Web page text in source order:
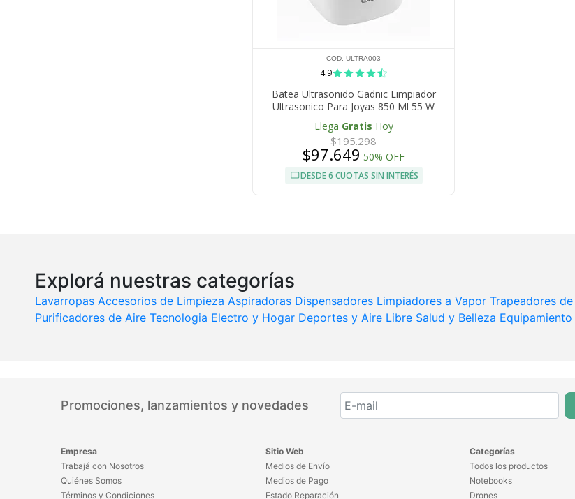
COD. ULTRA003
4.9
Batea Ultrasonido Gadnic Limpiador
Ultrasonico Para Joyas 850 Ml 55 W
Temporizador Digital
Llega Gratis Hoy
$195.298
$97.649 50% OFF
DESDE 6 CUOTAS SIN INTERÉS
Explorá nuestras categorías
Lavarropas Accesorios de Limpieza Aspiradoras Dispensadores Limpiadores a Vapor Trapeadores
Purificadores de Aire Tecnologia Electro y Hogar Deportes y Aire Libre Salud y Belleza
Promociones, lanzamientos y novedades
Empresa
Trabajá con Nosotros
Quiénes Somos
Términos y Condiciones
Sitio Web
Medios de Envío
Medios de Pago
Estado Reparación
Categorías
Todos los productos
Notebooks
Drones